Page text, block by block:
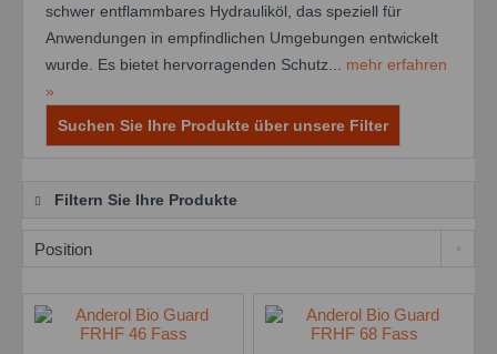
schwer entflammbares Hydrauliköl, das speziell für
Anwendungen in empfindlichen Umgebungen entwickelt
wurde. Es bietet hervorragenden Schutz... mehr erfahren
»
Suchen Sie Ihre Produkte über unsere Filter
Filtern Sie Ihre Produkte